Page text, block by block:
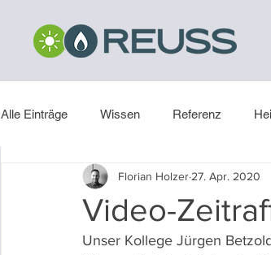
Alle Einträge Wissen Referenz
Installation
Video-
Florian Holzer 27. Apr. 2020
Unser Kollege Jürgen